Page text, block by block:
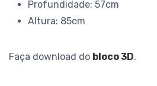
Profundidade: 57cm
Altura: 85cm
Faça download do bloco 3D.